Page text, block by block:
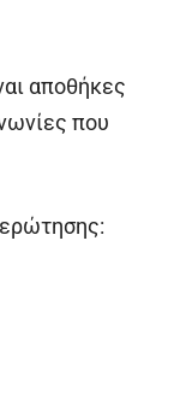
αποθήκες
που